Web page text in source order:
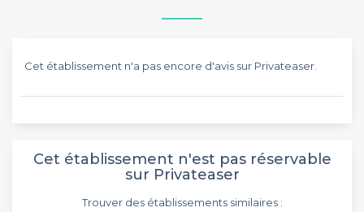
Cet établissement n'a pas encore d'avis sur Privateaser.
Cet établissement n'est pas réservable
sur Privateaser
Trouver des établissements similaires :